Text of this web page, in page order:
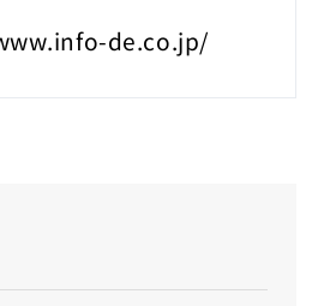
de.co.jp/